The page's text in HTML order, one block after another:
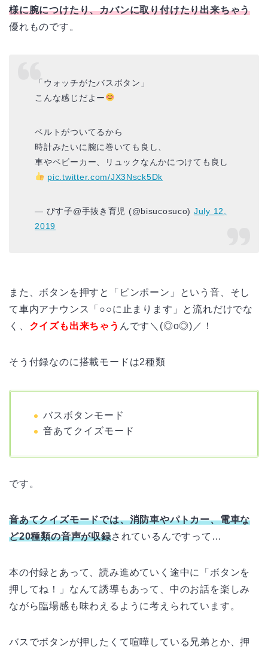
様に腕につけたり、カバンに取り付けたり出来ちゃう
優れものです。
「ウォッチがたバスボタン」
こんな感じだよー
ベルトがついてるから
時計みたいに腕に巻いても良し、
車やベビーカー、リュックなんかにつけても良し
pic.twitter.com/JX3Nsck5Dk
— びす子@手抜き育児 (@bisucosuco) July 12,
2019
また、ボタンを押すと「ピンポーン」という音、そし
て車内アナウンス「○○に止まります」と流れだけでな
く、 クイズも出来ちゃう んです＼(◎o◎)／！
そう付録なのに搭載モードは2種類
バスボタンモード
音あてクイズモード
です。
音あてクイズモードでは、消防車やパトカー、電車な
ど20種類の音声が収録されているんですって…
本の付録とあって、読み進めていく途中に「ボタンを
押してね！」なんて誘導もあって、中のお話を楽しみ
ながら臨場感も味わえるように考えられています。
バスでボタンが押したくて喧嘩している兄弟とか、押